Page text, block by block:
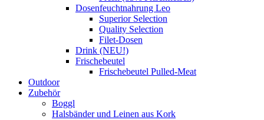
Dosenfeuchtnahrung Leo
Superior Selection
Quality Selection
Filet-Dosen
Drink (NEU!)
Frischebeutel
Frischebeutel Pulled-Meat
Outdoor
Zubehör
Boggl
Halsbänder und Leinen aus Kork